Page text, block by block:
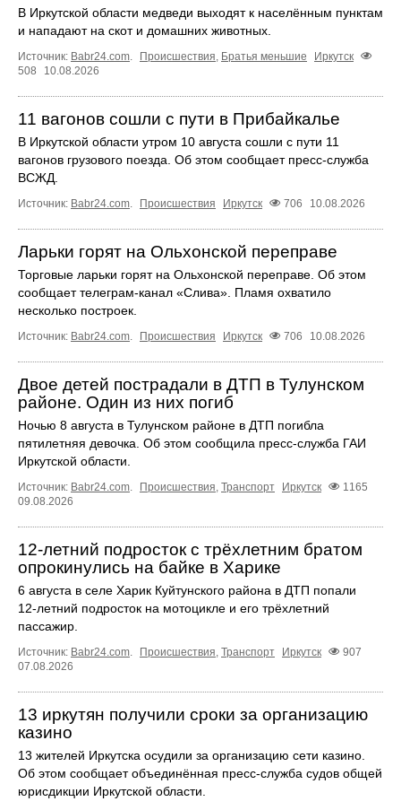
В Иркутской области медведи выходят к населённым пунктам
и нападают на скот и домашних животных.
Источник: Babr24.com Происшествия Братья меньшие
Иркутск
508
10.08.2026
11 вагонов сошли с пути в Прибайкалье
В Иркутской области утром 10 августа сошли с пути 11
вагонов грузового поезда. Об этом сообщает пресс‑служба
ВСЖД.
Источник: Babr24.com Происшествия Иркутск 706 10.08.2026
Ларьки горят на Ольхонской переправе
Торговые ларьки горят на Ольхонской переправе. Об этом
сообщает телеграм-канал «Слива». Пламя охватило
несколько построек.
Источник: Babr24.com. Происшествия Иркутск 706 10.08.2026
Двое детей пострадали в ДТП в Тулунском
районе. Один из них погиб
Ночью 8 августа в Тулунском районе в ДТП погибла
пятилетняя девочка. Об этом сообщила пресс‑служба ГАИ
Иркутской области.
Источник: Babr24.com. Происшествия, Транспорт Иркутск
1165
09.08.2026
12‑летний подросток с трёхлетним братом
опрокинулись на байке в Харике
6 августа в селе Харик Куйтунского района в ДТП попали
12‑летний подросток на мотоцикле и его трёхлетний
пассажир.
Источник: Babr24.com. Происшествия, Транспорт Иркутск
907
07.08.2026
13 иркутян получили сроки за организацию
казино
13 жителей Иркутска осудили за организацию сети казино.
Об этом сообщает объединённая пресс‑служба судов общей
юрисдикции Иркутской области.